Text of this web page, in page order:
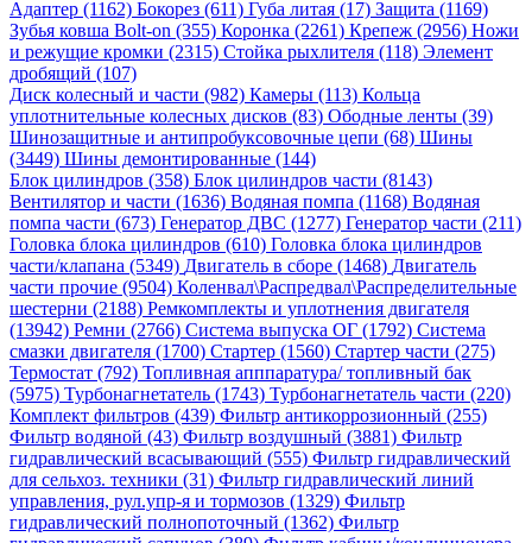
Адаптер (1162) Бокорез (611) Губа литая (17) Защита (1169)
Зубья ковша Bolt-on (355) Коронка (2261) Крепеж (2956) Ножи
и режущие кромки (2315) Стойка рыхлителя (118) Элемент
дробящий (107)
Диск колесный и части (982) Камеры (113) Кольца
уплотнительные колесных дисков (83) Ободные ленты (39)
Шинозащитные и антипробуксовочные цепи (68) Шины
(3449) Шины демонтированные (144)
Блок цилиндров (358) Блок цилиндров части (8143)
Вентилятор и части (1636) Водяная помпа (1168) Водяная
помпа части (673) Генератор ДВС (1277) Генератор части (211)
Головка блока цилиндров (610) Головка блока цилиндров
части/клапана (5349) Двигатель в сборе (1468) Двигатель
части прочие (9504) Коленвал\Распредвал\Распределительные
шестерни (2188) Ремкомплекты и уплотнения двигателя
(13942) Ремни (2766) Система выпуска ОГ (1792) Система
смазки двигателя (1700) Стартер (1560) Стартер части (275)
Термостат (792) Топливная апппаратура/ топливный бак
(5975) Турбонагнетатель (1743) Турбонагнетатель части (220)
Комплект фильтров (439) Фильтр антикоррозионный (255)
Фильтр водяной (43) Фильтр воздушный (3881) Фильтр
гидравлический всасывающий (555) Фильтр гидравлический
для сельхоз. техники (31) Фильтр гидравлический линий
управления, рул.упр-я и тормозов (1329) Фильтр
гидравлический полнопоточный (1362) Фильтр